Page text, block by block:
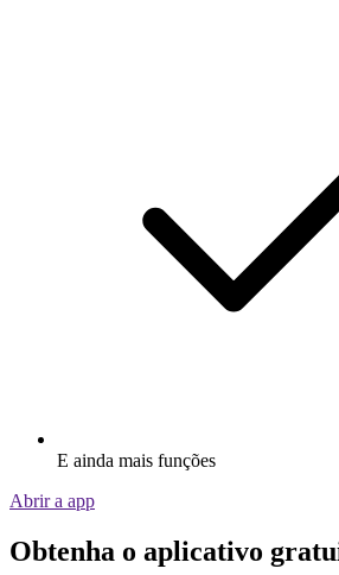
E ainda mais funções
Abrir a app
Obtenha o aplicativo